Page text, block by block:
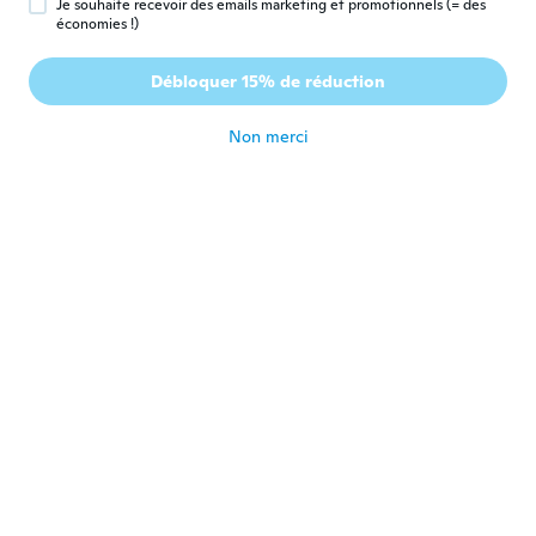
K Kamila
Inscrit depuis 2017 · 114 avis · 17 chargements
Looks great
Je souhaite recevoir des emails marketing et promotionnels (= des
économies !)
Débloquer 15% de réduction
Non merci